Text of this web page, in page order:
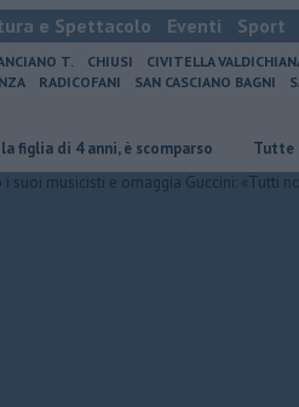
e Spettacolo Eventi Sport
T. CHIUSI CIVITELLA
RADICOFANI SAN CASCIANO BAGNI
4 anni, è scomparso ​Tutte le